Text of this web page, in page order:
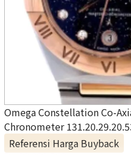
Omega Constellation Co-
Chronometer
Referensi Harga Buyback